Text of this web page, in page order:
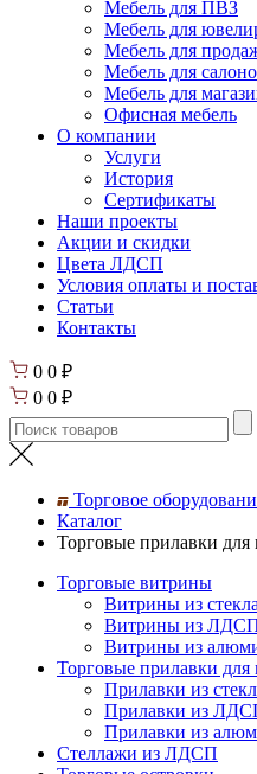
Мебель для ПВЗ
Мебель для
Мебель для
Мебель для
Мебель для
Офисная мебель
О компании
Услуги
История
Сертификаты
Наши проекты
Акции и скидки
Цвета ЛДСП
Условия оплаты и
Статьи
Контакты
0 0 ₽
0 0 ₽
Торговое
Каталог
Торговые прилавки для
Торговые витрины
Витрины из cтекла
Витрины из
Витрины из
Торговые прилавки для
Прилавки из
Прилавки из
Прилавки из
Стеллажи из ЛДСП